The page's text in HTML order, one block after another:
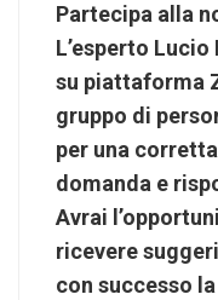
Partecipa alla
L’esperto
su piattaforma
gruppo di
per una
domanda e
Avrai
ricevere
con successo